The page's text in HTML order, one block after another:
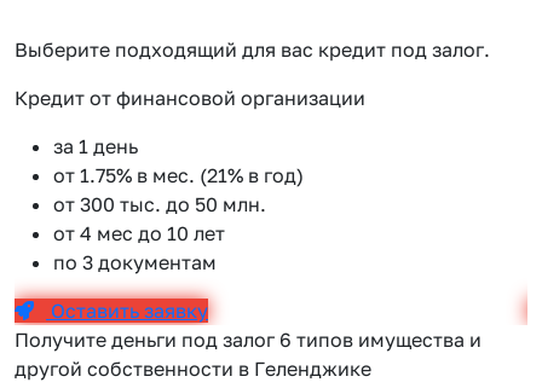
Выберите подходящий для вас кредит под залог.
Кредит от финансовой организации
за 1 день
от 1.75% в мес. (21% в год)
от 300 тыс. до 50 млн.
от 4 мес до 10 лет
по 3 документам
Оставить заявку
Получите деньги под залог 6 типов имущества и
другой собственности в Геленджике